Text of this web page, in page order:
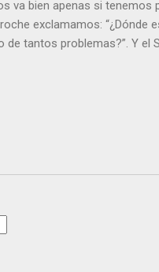
va bien apenas si tenemos
exclamamos: “¿Dónde
tantos problemas?”. Y el
puedes creer que Yo
con su Resurrecc...